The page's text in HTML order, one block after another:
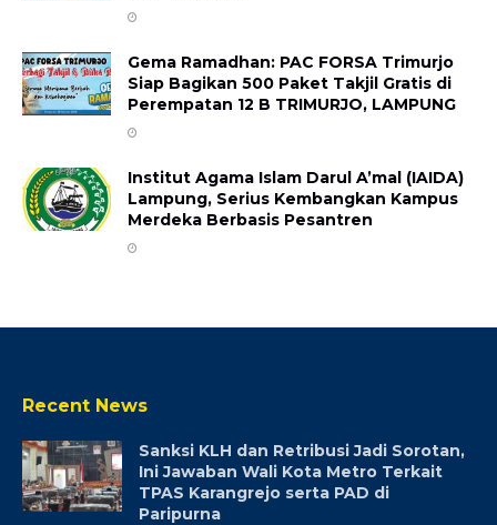
Gema Ramadhan: PAC FORSA Trimurjo
Siap Bagikan 500 Paket Takjil Gratis di
Perempatan 12 B ​TRIMURJO, LAMPUNG
Institut Agama Islam Darul A’mal (IAIDA)
Lampung, Serius Kembangkan Kampus
Merdeka Berbasis Pesantren
Recent News
Sanksi KLH dan Retribusi Jadi Sorotan,
Ini Jawaban Wali Kota Metro Terkait
TPAS Karangrejo serta PAD di
Paripurna